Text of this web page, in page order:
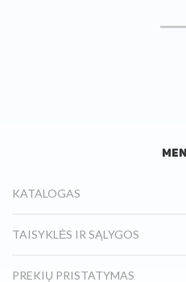
KATALOGAS
TAISYKLĖS IR SĄLYGOS
PREKIŲ PRISTATYMAS